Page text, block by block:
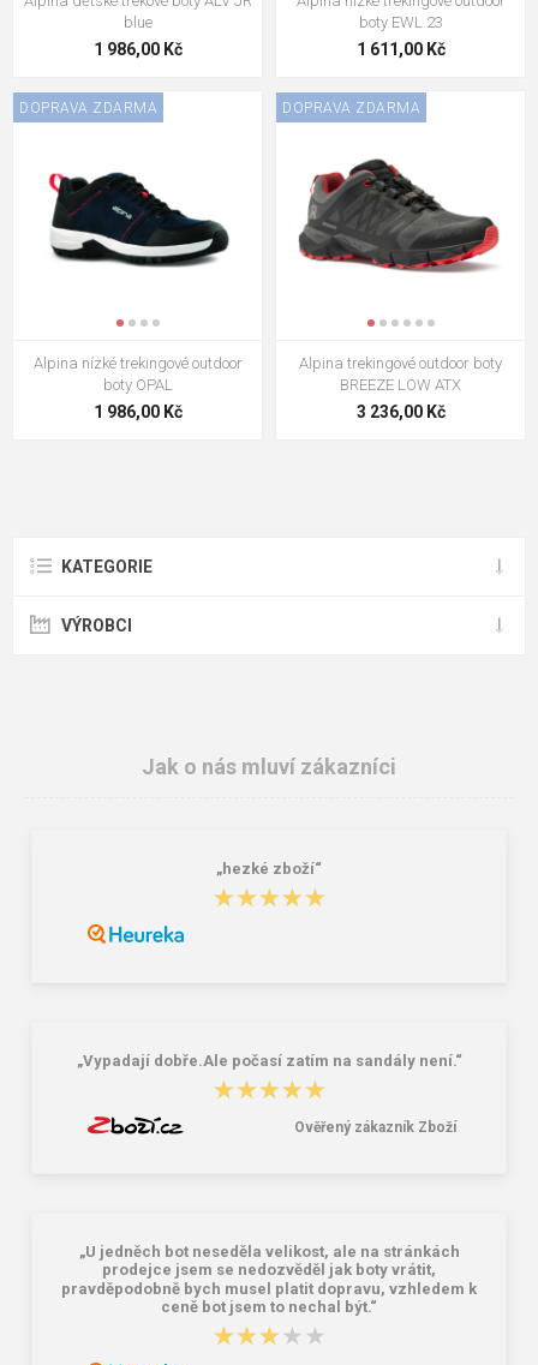
blue
1 986,00 Kč
boty EWL 23
1 611,00 Kč
DOPRAVA ZDARMA
Alpina nízké trekingové outdoor
boty OPAL
1 986,00 Kč
DOPRAVA ZDARMA
Alpina trekingové outdoor boty
BREEZE LOW ATX
3 236,00 Kč
KATEGORIE
VÝROBCI
Jak o nás mluví zákazníci
„hezké zboží“
★★★★★
★★★★★
„Vypadají dobře.Ale počasí zatím na sandály není.“
★★★★★
★★★★★
Ověřený zákazník Zboží
„U jedněch bot neseděla velikost, ale na stránkách
prodejce jsem se nedozvěděl jak boty vrátit,
pravděpodobně bych musel platit dopravu, vzhledem k
ceně bot jsem to nechal být.“
★★★★★
★★★★★